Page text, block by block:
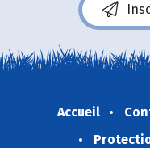
Accueil